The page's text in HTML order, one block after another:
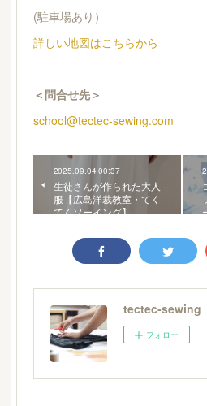
(駐車場あり）
詳しい地図はこちらから
＜問合せ先＞
school@tectec-sewing.com
2025.09.04 00:37
生徒さんが作られた大人
服【広島洋裁教室・てく
てくソーイング】
tectec-sewing
フォロー